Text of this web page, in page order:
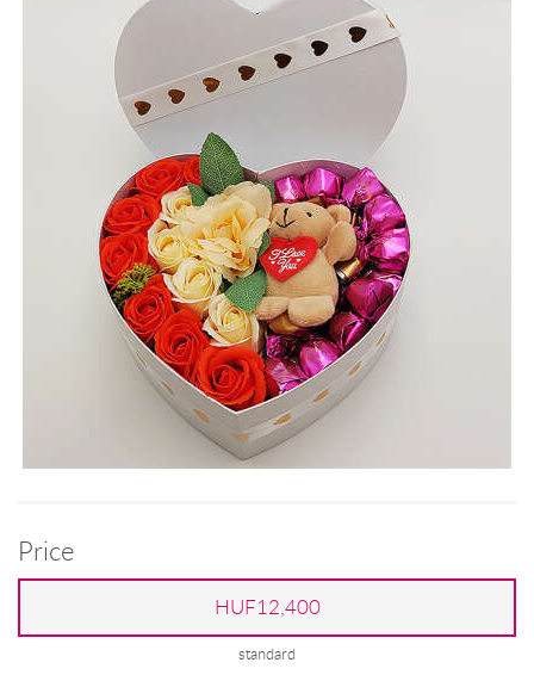
Price
HUF12,400
standard